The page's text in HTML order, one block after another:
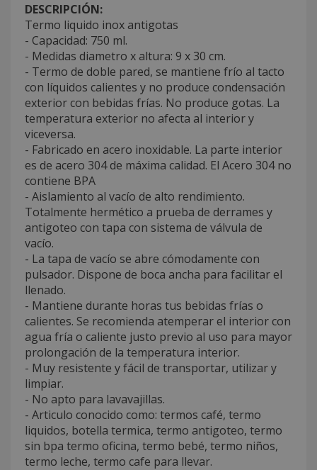
DESCRIPCIÓN:
Termo liquido inox antigotas
- Capacidad: 750 ml.
- Medidas diametro x altura: 9 x 30 cm.
- Termo de doble pared, se mantiene frío al tacto
con líquidos calientes y no produce condensación
exterior con bebidas frías. No produce gotas. La
temperatura exterior no afecta al interior y
viceversa.
- Fabricado en acero inoxidable. La parte interior
es de acero 304 de máxima calidad. El Acero 304 no
contiene BPA
- Aislamiento al vacío de alto rendimiento.
Totalmente hermético a prueba de derrames y
antigoteo con tapa con sistema de válvula de
vacío.
- La tapa de vacío se abre cómodamente con
pulsador. Dispone de boca ancha para facilitar el
llenado.
- Mantiene durante horas tus bebidas frías o
calientes. Se recomienda atemperar el interior con
agua fría o caliente justo previo al uso para mayor
prolongación de la temperatura interior.
- Muy resistente y fácil de transportar, utilizar y
limpiar.
- No apto para lavavajillas.
- Articulo conocido como: termos café, termo
liquidos, botella termica, termo antigoteo, termo
sin bpa termo oficina, termo bebé, termo niños,
termo leche, termo cafe para llevar.